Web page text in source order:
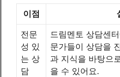
이점
전문
성 있
는 상
담
드림멘토 상담센
문가들이 상담을
과 지식을 바탕으
을 수 있어요.